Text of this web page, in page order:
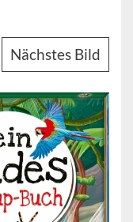
Nächstes Bild